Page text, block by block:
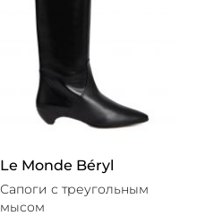
Le Monde Béryl
Сапоги с треугольным
мысом